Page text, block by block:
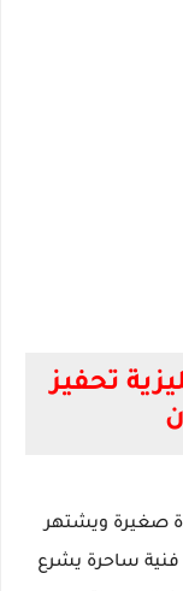
تحفيز
صغيرة ويشتهر
فنية ساحرة يشرع